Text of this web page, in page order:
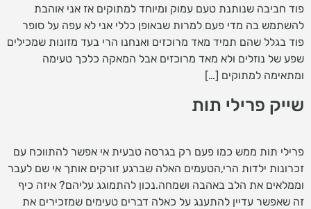
פוד חביבה שנותנת טעם עמוק ומיוחד למתוקים אז אני אוהבת
להשתמש בה מדי פעם למרות שבאופן כללי אני לא עפה על סופר
פוד בגלל שהם תמיד מאד מרוכזים ואנחנו הרי בעד מזונות שמכילים
שפע של נוזלים ולא מאד מרוכזים אבל המאקה כלכך טעימה
ומתאימה למתוקים […]
שייק פרילי תות
פרילי תות ממש כמו פעם רק בגרסה טבעית אי אפשר להתווכח עם
זכרונות ילדות הרי,הטעמים האלה שברגע זורקים אותך אי שם לעבר
וממלאים את הלב באהבה ושמחה.נכון להתמוגג עליהם? איזה כיף
זה שאפשר עדיין להתענג על כאלה דברים טעימים שמזכירים את